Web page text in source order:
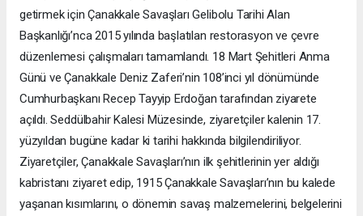
getirmek için Çanakkale Savaşları Gelibolu Tarihi Alan
Başkanlığı’nca 2015 yılında başlatılan restorasyon ve çevre
düzenlemesi çalışmaları tamamlandı. 18 Mart Şehitleri Anma
Günü ve Çanakkale Deniz Zaferi’nin 108’inci yıl dönümünde
Cumhurbaşkanı Recep Tayyip Erdoğan tarafından ziyarete
açıldı. Seddülbahir Kalesi Müzesinde, ziyaretçiler kalenin 17.
yüzyıldan bugüne kadar ki tarihi hakkında bilgilendiriliyor.
Ziyaretçiler, Çanakkale Savaşları’nın ilk şehitlerinin yer aldığı
kabristanı ziyaret edip, 1915 Çanakkale Savaşları’nın bu kalede
yaşanan kısımlarını, o dönemin savaş malzemelerini, belgelerini